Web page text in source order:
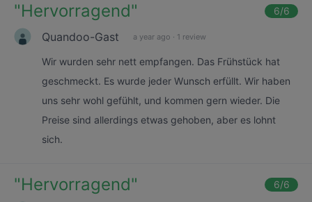
"Hervorragend" 6/6
Quandoo-Gast a year ago · 1 review
Wir wurden sehr nett empfangen. Das Frühstück hat
geschmeckt. Es wurde jeder Wunsch erfüllt. Wir haben
uns sehr wohl gefühlt, und kommen gern wieder. Die
Preise sind allerdings etwas gehoben, aber es lohnt
sich.
"Hervorragend" 6/6